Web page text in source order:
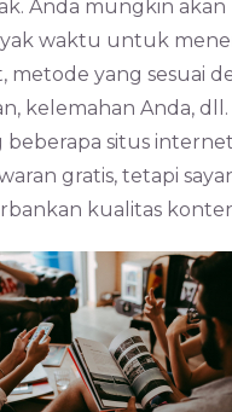
Anda mungkin akan
waktu untuk
metode yang sesuai
kelemahan Anda, dll.
beberapa situs internet
gratis, tetapi
kualitas